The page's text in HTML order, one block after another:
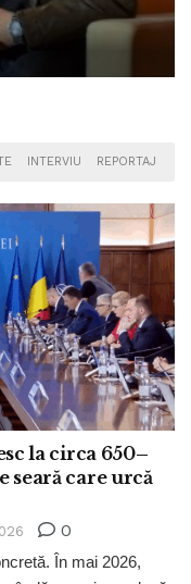
INTERVIU REPORTAJ
la circa 650–
seară care urcă
0
În mai 2026,